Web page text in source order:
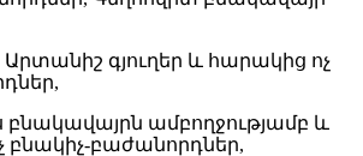
Արտանիշ գյուղեր և հարակից ոչ
բնակավայրն ամբողջությամբ և
բնակիչ-բաժանորդներ,